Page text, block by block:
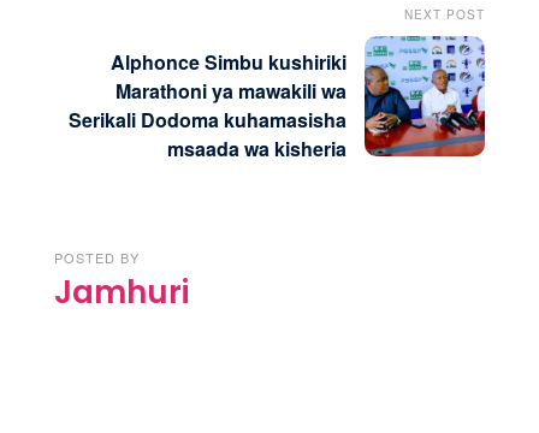
NEXT POST
Alphonce Simbu kushiriki
Marathoni ya mawakili wa
Serikali Dodoma kuhamasisha
msaada wa kisheria
POSTED BY
Jamhuri